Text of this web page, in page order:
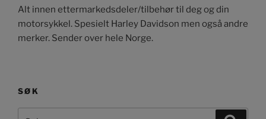
Alt innen ettermarkedsdeler/tilbehør til deg og din
motorsykkel. Spesielt Harley Davidson men også andre
merker. Sender over hele Norge.
SØK